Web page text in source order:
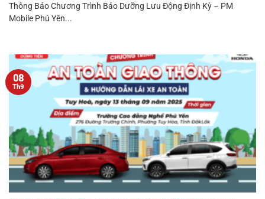
Thông Báo Chương Trình Bảo Dưỡng Lưu Động Định Kỳ – PM
Mobile Phú Yên...
08
Th9